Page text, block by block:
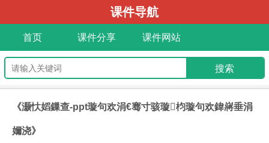
课件导航
首页 课件分享 课件网站
《灏忕嫍鏁查-ppt璇句欢涓€骞寸骇璇枃璇句欢鍏嶈垂涓
嬭浇》